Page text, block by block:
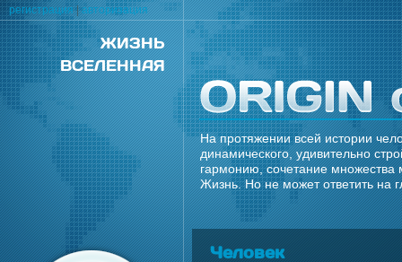
ЖИЗНЬ
ВСЕЛЕННАЯ
На протяжении всей истории
динамического, удивительно
гармонию, сочетание множества
Жизнь. Но не может ответить на
Человек
регистрация|авторизация